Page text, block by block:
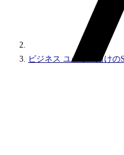
ビジネス ユーザー向けの